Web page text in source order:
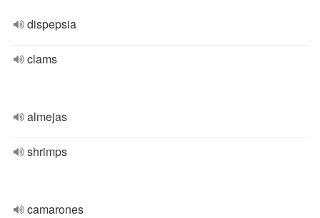
dispepsia
clams
almejas
shrimps
camarones